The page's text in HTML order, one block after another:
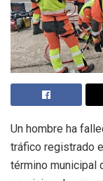
Un hombre ha
tráfico registrado
término municipal